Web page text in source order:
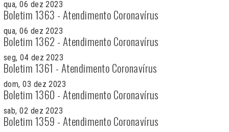
qua, 06 dez 2023
Boletim 1363 - Atendimento Coronavírus
qua, 06 dez 2023
Boletim 1362 - Atendimento Coronavírus
seg, 04 dez 2023
Boletim 1361 - Atendimento Coronavírus
dom, 03 dez 2023
Boletim 1360 - Atendimento Coronavírus
sab, 02 dez 2023
Boletim 1359 - Atendimento Coronavírus